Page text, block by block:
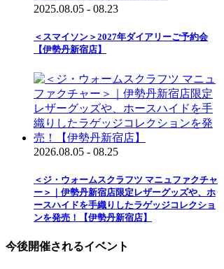
2025.08.05 - 08.23
＜スマイソン＞2027年ダイアリーご予約会
【伊勢丹新宿店】
2026.08.05 - 08.25
＜ジ・ウォームスクラフツ マニュファクチャ
ー＞｜伊勢丹新宿店限定レザーグッズや、ホ
ースハイドを手織りしたラゲッジコレクショ
ンを発売！【伊勢丹新宿店】
今後開催されるイベント